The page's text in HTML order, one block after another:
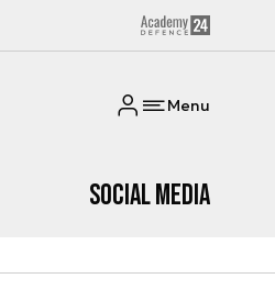
Menu
Social media